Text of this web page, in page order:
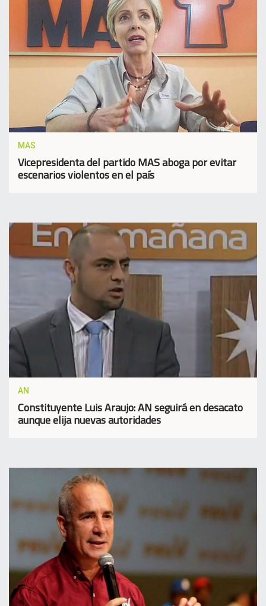
MAS
Vicepresidenta del partido MAS aboga por evitar
escenarios violentos en el país
AN
Constituyente Luis Araujo: AN seguirá en desacato
aunque elija nuevas autoridades